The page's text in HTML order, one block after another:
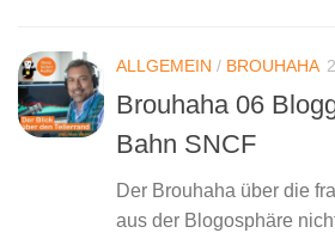
ALLGEMEIN / BROUHAHA
Brouhaha 06
Bahn SNCF
Der Brouhaha über die
aus der Blogosphäre